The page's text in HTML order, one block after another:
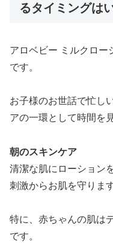
るタイミングは
アロベビー ミルクロー
です。
お子様のお世話で忙し
アの一環として時間を
朝のスキンケア
清潔な肌にローション
刺激からお肌を守ります
特に、赤ちゃんの肌は
です。